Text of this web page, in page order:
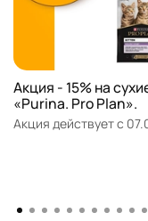
Акция - 15% на
«Purina. Pro Plan».
Акция действует с